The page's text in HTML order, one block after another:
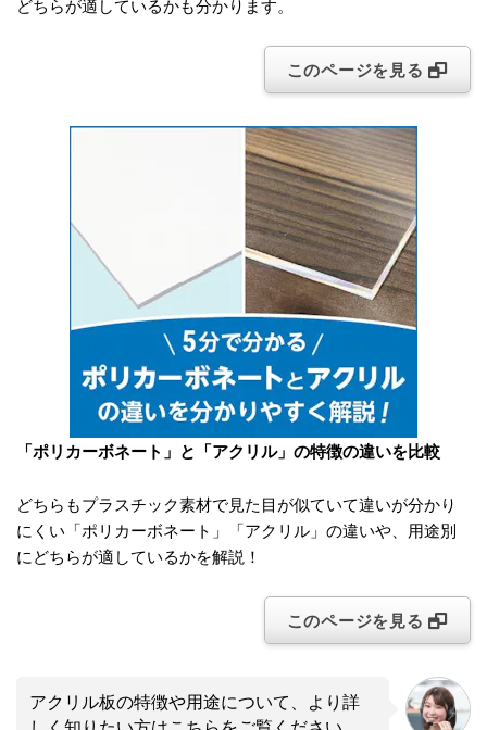
どちらが適しているかも分かります。
このページを見る
「ポリカーボネート」と「アクリル」の特徴の違いを比較
どちらもプラスチック素材で見た目が似ていて違いが分かり
にくい「ポリカーボネート」「アクリル」の違いや、用途別
にどちらが適しているかを解説！
このページを見る
アクリル板の特徴や用途について、より詳